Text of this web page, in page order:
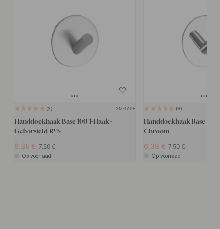
2 3M-TAPE
Handdoekhaak Base 100 1-Haak -
Geborsteld RVS
6.38 7.50
Op voorraad
8
Handdoekhaak Base 100
Chroom
6.38 7.50
Op voorraad